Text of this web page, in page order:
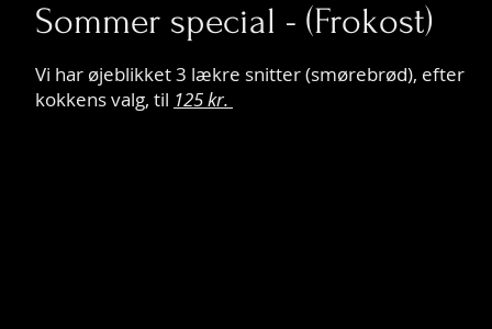
Sommer special - (Frokost)
Vi har øjeblikket 3 lækre snitter (smørebrød), efter
kokkens valg, til 125 kr.